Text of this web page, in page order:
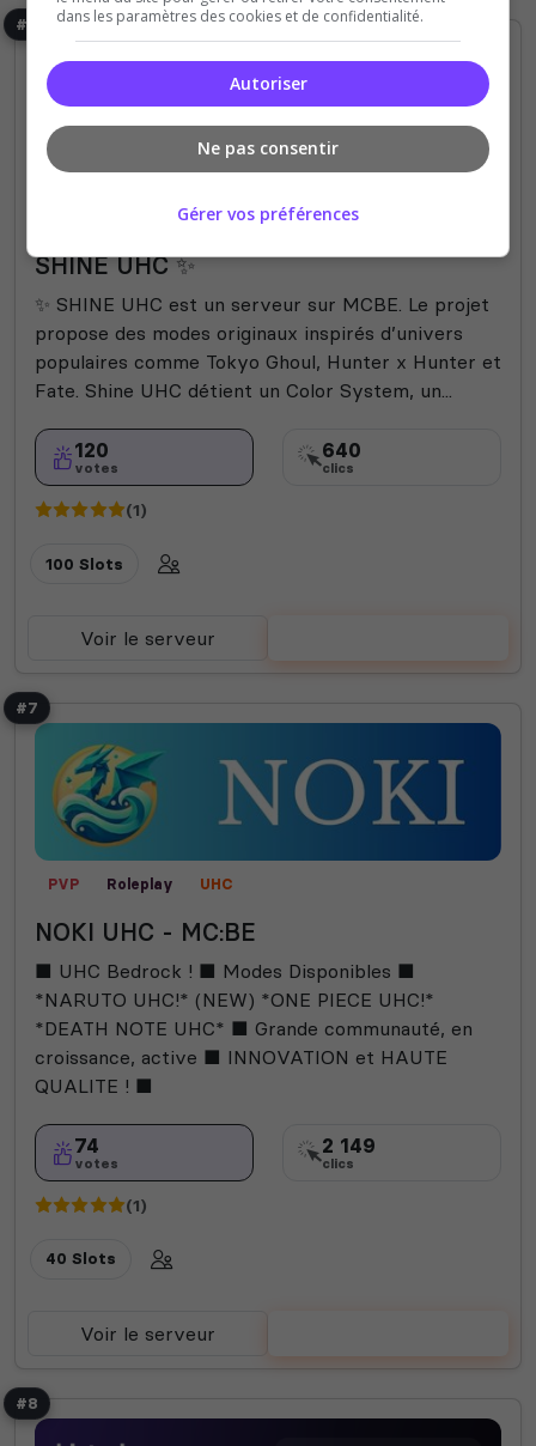
#6
Semi-RP UHC
SHINE UHC ✨
✨ SHINE UHC est un serveur sur MCBE. Le projet
propose des modes originaux inspirés d’univers
populaires comme Tokyo Ghoul, Hunter x Hunter et
Fate. Shine UHC détient un Color System, un...
120
votes
640
clics
(1)
100 Slots
Voir le serveur
#7
PVP Roleplay UHC
NOKI UHC - MC:BE
■ UHC Bedrock ! ■ Modes Disponibles ■
*NARUTO UHC!* (NEW) *ONE PIECE UHC!*
*DEATH NOTE UHC* ■ Grande communauté, en
croissance, active ■ INNOVATION et HAUTE
QUALITE ! ■
74
votes
2 149
clics
(1)
40 Slots
Voir le serveur
#8
dans les paramètres des cookies et de confidentialité.
Autoriser
Ne pas consentir
Gérer vos préférences